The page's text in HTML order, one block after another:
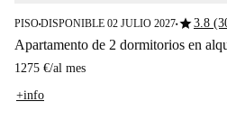
PISO■DISPONIBLE 02 JULIO 2027■star3.8
Apartamento de 2 dormitorios en
1275 €/al mes
+info